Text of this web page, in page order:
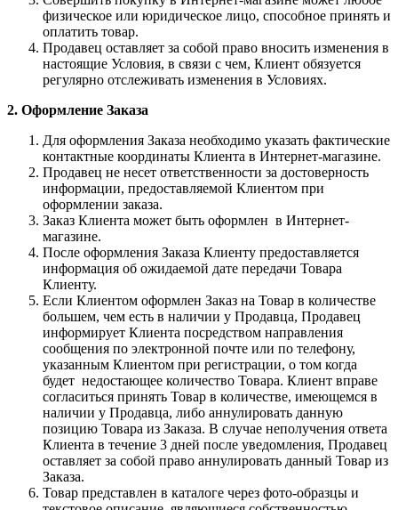
физическое или юридическое лицо, способное принять и
оплатить товар.
Продавец оставляет за собой право вносить изменения в
настоящие Условия, в связи с чем, Клиент обязуется
регулярно отслеживать изменения в Условиях.
2. Оформление Заказа
Для оформления Заказа необходимо указать фактические
контактные координаты Клиента в Интернет-магазине.
Продавец не несет ответственности за достоверность
информации, предоставляемой Клиентом при
оформлении заказа.
Заказ Клиента может быть оформлен в Интернет-
магазине.
После оформления Заказа Клиенту предоставляется
информация об ожидаемой дате передачи Товара
Клиенту.
Если Клиентом оформлен Заказ на Товар в количестве
большем, чем есть в наличии у Продавца, Продавец
информирует Клиента посредством направления
сообщения по электронной почте или по телефону,
указанным Клиентом при регистрации, о том когда
будет недостающее количество Товара. Клиент вправе
согласиться принять Товар в количестве, имеющемся в
наличии у Продавца, либо аннулировать данную
позицию Товара из Заказа. В случае неполучения ответа
Клиента в течение 3 дней после уведомления, Продавец
оставляет за собой право аннулировать данный Товар из
Заказа.
Товар представлен в каталоге через фото-образцы и